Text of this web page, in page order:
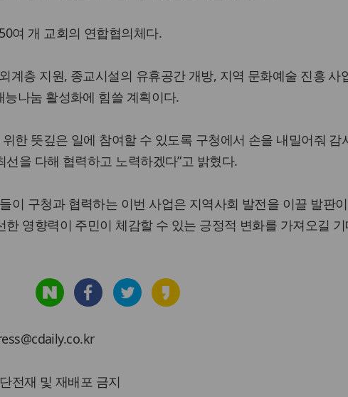
여 개 교회의 연합협의체다.
계층 지원, 종교시설의 유휴공간 개방, 지역 문화예술 진흥 사
나눔 활성화에 힘쓸 계획이다.
한 뜻깊은 일에 참여할 수 있도록 구청에서 손을 내밀어줘 감
선을 다해 협력하고 노력하겠다”고 밝혔다.
이 구청과 협력하는 이번 사업은 지역사회 발전을 이끌 발판이
한 영향력이 주민이 체감할 수 있는 긍정적 변화를 가져오길 기
전재 및 재배포 금지